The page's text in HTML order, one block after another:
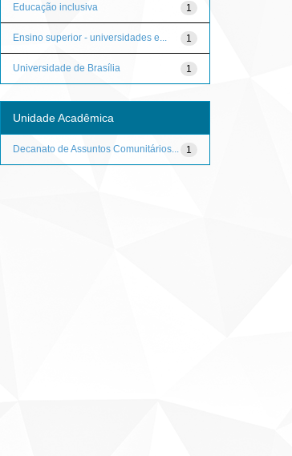
1
Educação inclusiva
1
Ensino superior - universidades e...
1
Universidade de Brasília
Unidade Acadêmica
1
Decanato de Assuntos Comunitários...